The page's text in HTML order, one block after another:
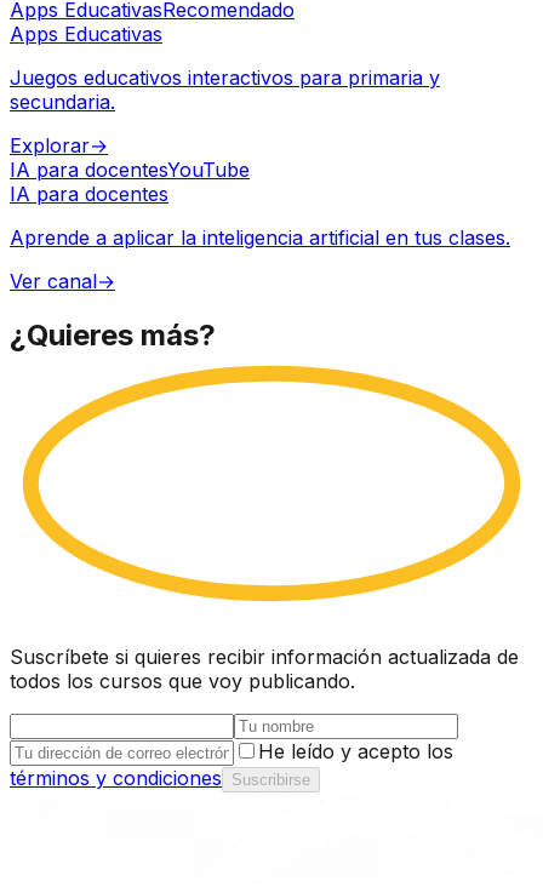
Apps EducativasRecomendado
Apps Educativas
Juegos educativos interactivos para primaria y
secundaria.
Explorar→
IA para docentesYouTube
IA para docentes
Aprende a aplicar la inteligencia artificial en tus clases.
Ver canal→
¿Quieres más?
Suscríbete si quieres recibir información actualizada de
todos los cursos que voy publicando.
He leído y acepto los
términos y condiciones
Suscribirse